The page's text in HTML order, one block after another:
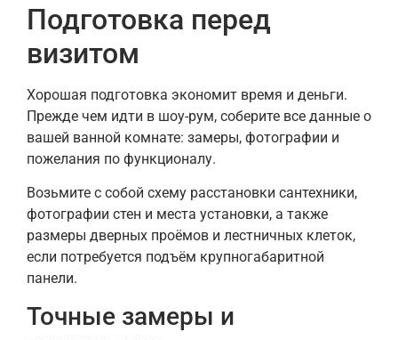
Подготовка перед
визитом
Хорошая подготовка экономит время и деньги.
Прежде чем идти в шоу-рум, соберите все данные о
вашей ванной комнате: замеры, фотографии и
пожелания по функционалу.
Возьмите с собой схему расстановки сантехники,
фотографии стен и места установки, а также
размеры дверных проёмов и лестничных клеток,
если потребуется подъём крупногабаритной
панели.
Точные замеры и